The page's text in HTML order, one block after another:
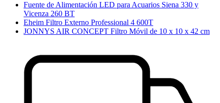
Fuente de Alimentación LED para Acuarios Siena 330 y
Vicenza 260 BT
Eheim Filtro Externo Professional 4 600T
JONNYS AIR CONCEPT Filtro Móvil de 10 x 10 x 42 cm